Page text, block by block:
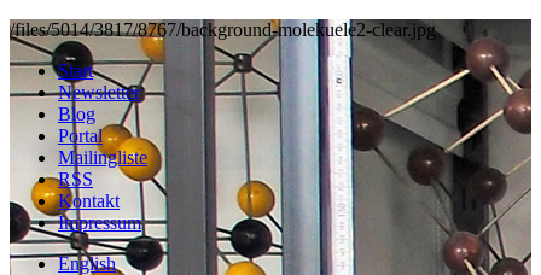
/files/5014/3817/8767/background-molekuele2-clear.jpg
Start
Newsletter
Blog
Portal
Mailingliste
RSS
Kontakt
Impressum
English